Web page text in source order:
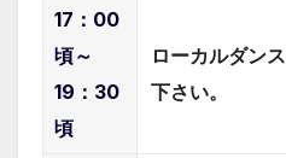
17：00
頃～
19：30
頃
ローカルダン
下さい。